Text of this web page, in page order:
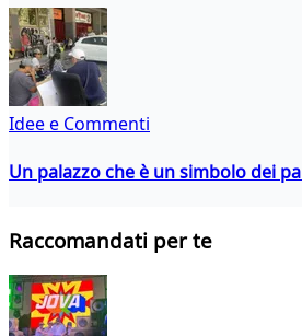
Idee e Commenti
Un palazzo che è un simbolo dei
Raccomandati per te